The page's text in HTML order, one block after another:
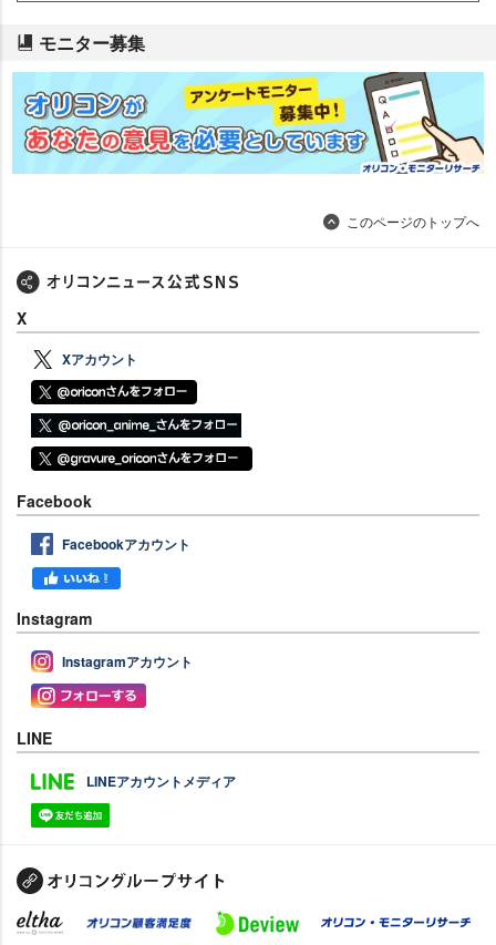
モニター募集
このページのトップへ
X
Xアカウント
Facebook
Facebookアカウント
Instagram
Instagramアカウント
LINE
LINEアカウントメディア